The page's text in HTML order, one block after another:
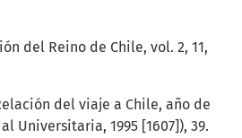
del Reino de Chile, vol. 2, 11,
del viaje a Chile, año de
Universitaria, 1995 [1607]), 39.